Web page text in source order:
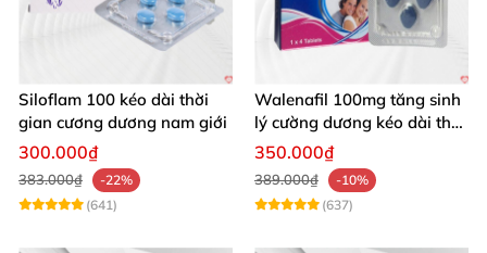
Siloflam 100 kéo dài thời
gian cương dương nam giới
300.000₫
383.000₫
-22%
(641)
Walenafil 100mg tăng sinh
lý cường dương kéo dài thời
gian
350.000₫
389.000₫
-10%
(637)